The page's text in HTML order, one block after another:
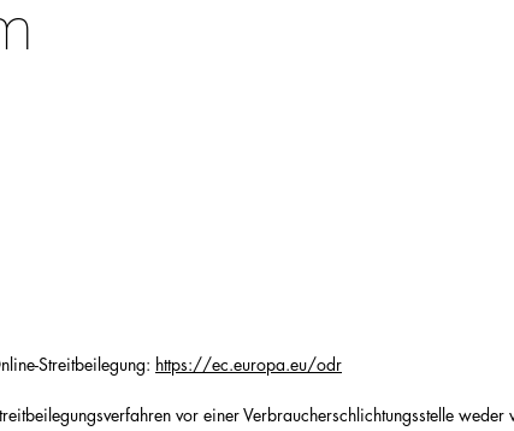
Streitbeilegung: https://ec.europa.eu/odr
vor einer Verbraucherschlichtungsstelle weder